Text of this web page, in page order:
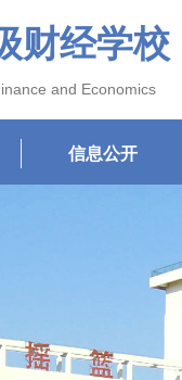
财经学校
and Economics
信息公开